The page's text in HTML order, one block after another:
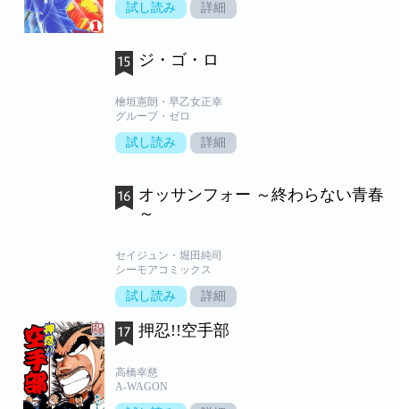
試し読み 詳細
ジ・ゴ・ロ
檜垣憲朗・早乙女正幸
グループ・ゼロ
試し読み 詳細
オッサンフォー ～終わらない青春
～
セイジュン・堀田純司
シーモアコミックス
試し読み 詳細
押忍!!空手部
高橋幸慈
A-WAGON